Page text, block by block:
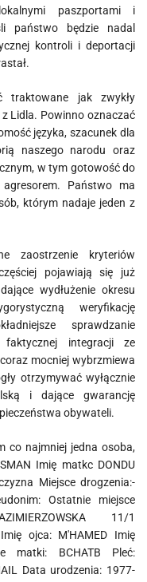
paszportami i
państwo będzie nadal
kontroli i deportacji
traktowane jak zwykły
Lidla. Powinno oznaczać
języka, szacunek dla
naszego narodu oraz
w tym gotowość do
Państwo ma
którym nadaje jeden z
zaostrzenie kryteriów
pojawiają się już
wydłużenie okresu
weryfikację
sprawdzanie
faktycznej integracji ze
mocniej wybrzmiewa
otrzymywać wyłącznie
i dające gwarancję
obywateli.